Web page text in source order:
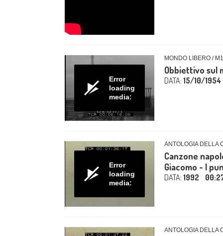
Error
loading
media:
MONDO LIBERO /
Obbiettivo sul
DATA: 15/10/1954
Error
loading
media:
ANTOLOGIA DELLA
Canzone
Giacomo - I
DATA: 1992
ANTOLOGIA DELLA